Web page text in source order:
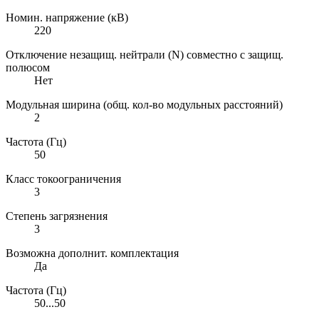
Номин. напряжение (кВ)
220
Отключение незащищ. нейтрали (N) совместно с защищ.
полюсом
Нет
Модульная ширина (общ. кол-во модульных расстояний)
2
Частота (Гц)
50
Класс токоограничения
3
Степень загрязнения
3
Возможна дополнит. комплектация
Да
Частота (Гц)
50...50